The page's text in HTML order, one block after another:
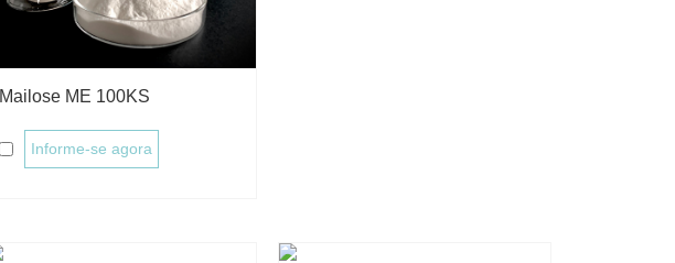
Mailose ME 100KS
Informe-se agora